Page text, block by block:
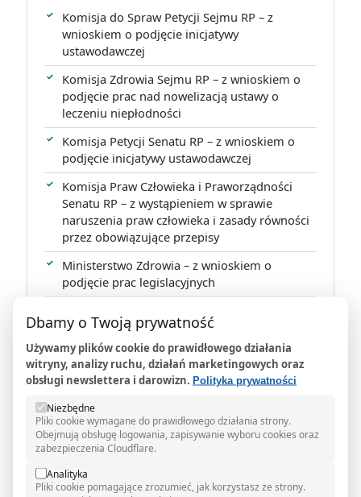
Komisja do Spraw Petycji Sejmu RP – z
wnioskiem o podjęcie inicjatywy
ustawodawczej
Komisja Zdrowia Sejmu RP – z wnioskiem o
podjęcie prac nad nowelizacją ustawy o
leczeniu niepłodności
Komisja Petycji Senatu RP – z wnioskiem o
podjęcie inicjatywy ustawodawczej
Komisja Praw Człowieka i Praworządności
Senatu RP – z wystąpieniem w sprawie
naruszenia praw człowieka i zasady równości
przez obowiązujące przepisy
Ministerstwo Zdrowia – z wnioskiem o
podjęcie prac legislacyjnych
zbadanie zgodności przepisów z Konstytucją
RP
Co dalej?
terminie 3 miesięcy. Będziemy na bieżąco informować
Dbamy o Twoją prywatność
Używamy plików cookie do prawidłowego działania
witryny, analizy ruchu, działań marketingowych oraz
obsługi newslettera i darowizn. Polityka prywatności
Niezbędne
Pliki cookie wymagane do prawidłowego działania strony.
Obejmują obsługę logowania, zapisywanie wyboru cookies oraz
zabezpieczenia Cloudflare.
Analityka
Pliki cookie pomagające zrozumieć, jak korzystasz ze strony.